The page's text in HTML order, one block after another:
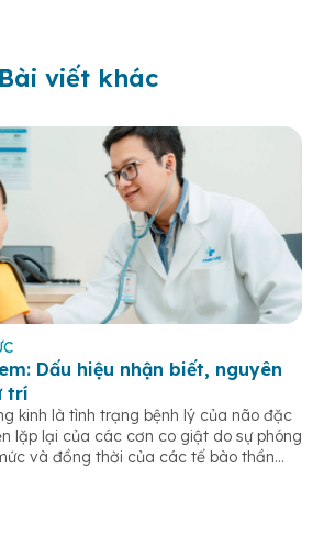
Bài viết khác
Dấu hiệu nhận biết, nguyên
trí
kinh là tình trạng bệnh lý của não đặc
lặp lại của các cơn co giật do sự phóng
và đồng thời của các tế bào thần